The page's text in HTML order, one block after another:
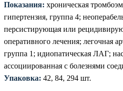
Показания: хроническая
гипертензия, группа 4;
персистирующая или
оперативного лечения; легочная
группа 1; идиопатическая ЛАГ;
ассоциированная с болезнями
Упаковка: 42, 84, 294 шт.